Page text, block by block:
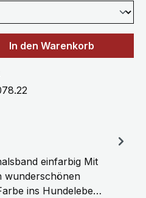
den
In den Warenkorb
einfarbig Mit
wunderschönen
ins Hundelebe…